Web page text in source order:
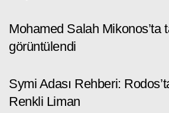
Mohamed Salah Mikonos’ta
görüntülendi
Symi Adası Rehberi:
Renkli Liman